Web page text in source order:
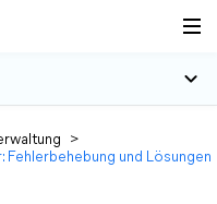
>
und Lösungen